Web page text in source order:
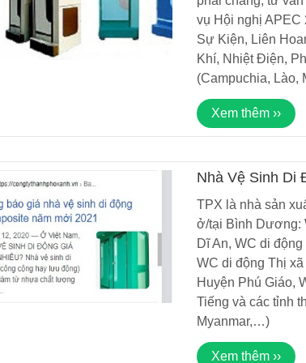
vụ Hội nghị
Sự Kiện, Liên
Khí, Nhiệt Điện,
(Campuchia, Lào,
Xem thêm ››
Nhà Vệ Sinh Di
TPX là nhà sản
ở/tại Bình Dương:
Dĩ An, WC di
WC di động Thị
Huyện Phú Giáo,
Tiếng và các tỉnh
Myanmar,…)
Xem thêm ››
Nhà
Bao
04/11/
Nhà